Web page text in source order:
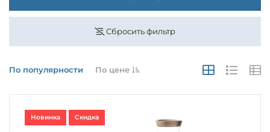
Сбросить фильтр
По популярности По цене
Новинка Скидка